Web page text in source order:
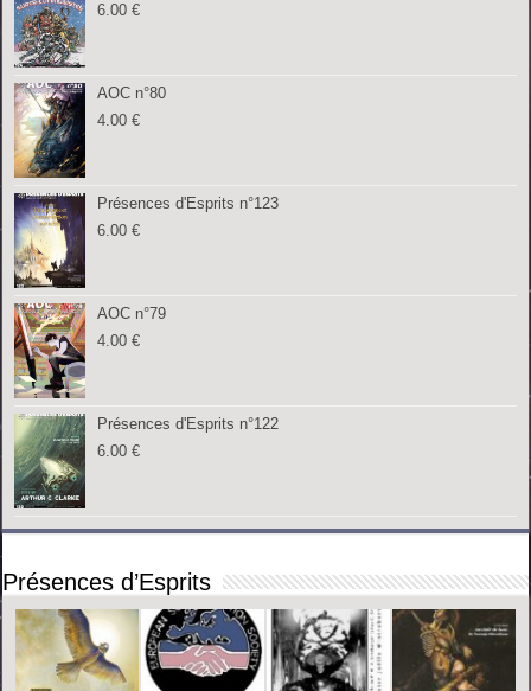
6.00€
AOC n°80
4.00€
Présences d'Esprits n°123
6.00€
AOC n°79
4.00€
Présences d'Esprits n°122
6.00€
Présences d’Esprits